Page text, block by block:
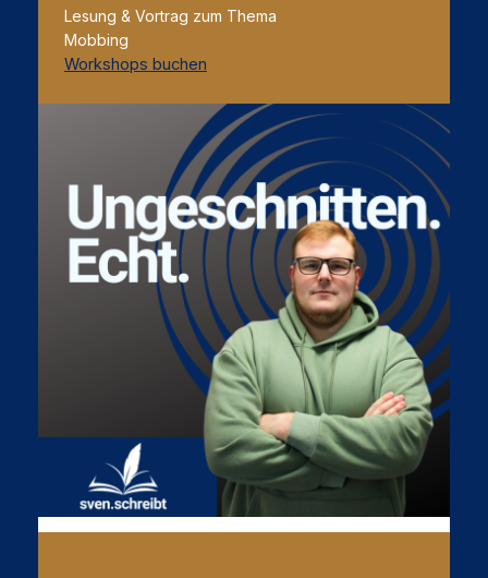
Lesung & Vortrag zum Thema
Mobbing
Workshops buchen